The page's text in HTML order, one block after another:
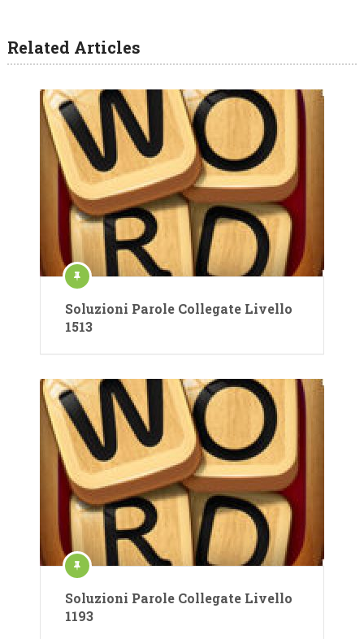
Related Articles
Soluzioni Parole Collegate Livello
1513
Soluzioni Parole Collegate Livello
1193